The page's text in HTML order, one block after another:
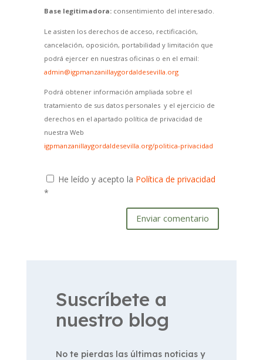
Base legitimadora:consentimiento del interesado.
Le asisten los derechos de acceso, rectificación,
cancelación, oposición, portabilidad y limitación que
podrá ejercer en nuestras oficinas o en el email:
admin@igpmanzanillaygordaldesevilla.org
Podrá obtener información ampliada sobre el
tratamiento de sus datos personales y el ejercicio de
derechos en el apartado política de privacidad de
nuestra Web
igpmanzanillaygordaldesevilla.org/politica-privacidad
He leído y acepto la Política de privacidad
*
Enviar comentario
Suscríbete a
nuestro blog
No te pierdas las últimas noticias y